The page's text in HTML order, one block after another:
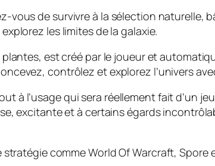
vous de survivre à la sélection naturelle,
les limites de la galaxie.
est créé par le joueur et
contrôlez et explorez l’univers
à l’usage qui sera réellement fait d’un
excitante et à certains égards
comme World Of Warcraft, Spore